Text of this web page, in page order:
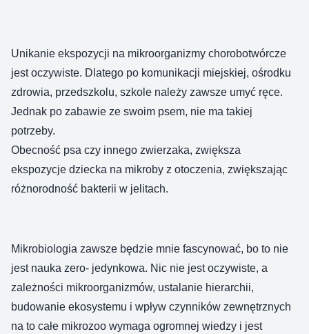
Unikanie ekspozycji na mikroorganizmy chorobotwórcze
jest oczywiste. Dlatego po komunikacji miejskiej, ośrodku
zdrowia, przedszkolu, szkole należy zawsze umyć ręce.
Jednak po zabawie ze swoim psem, nie ma takiej
potrzeby.
Obecność psa czy innego zwierzaka, zwiększa
ekspozycje dziecka na mikroby z otoczenia, zwiększając
różnorodność bakterii w jelitach.
Mikrobiologia zawsze będzie mnie fascynować, bo to nie
jest nauka zero- jedynkowa. Nic nie jest oczywiste, a
zależności mikroorganizmów, ustalanie hierarchii,
budowanie ekosystemu i wpływ czynników zewnętrznych
na to całe mikrozoo wymaga ogromnej wiedzy i jest